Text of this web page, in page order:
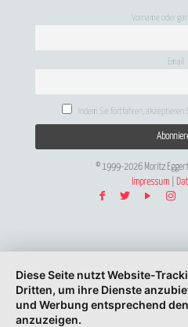
Vorname oder
Email
Indem Sie fortfahren, akzeptieren
© 1999-2026 Moritz
Impressum
Diese Seite nutzt Website-
Dritten, um ihre Dienste
und Werbung entsprechend
anzuzeigen.